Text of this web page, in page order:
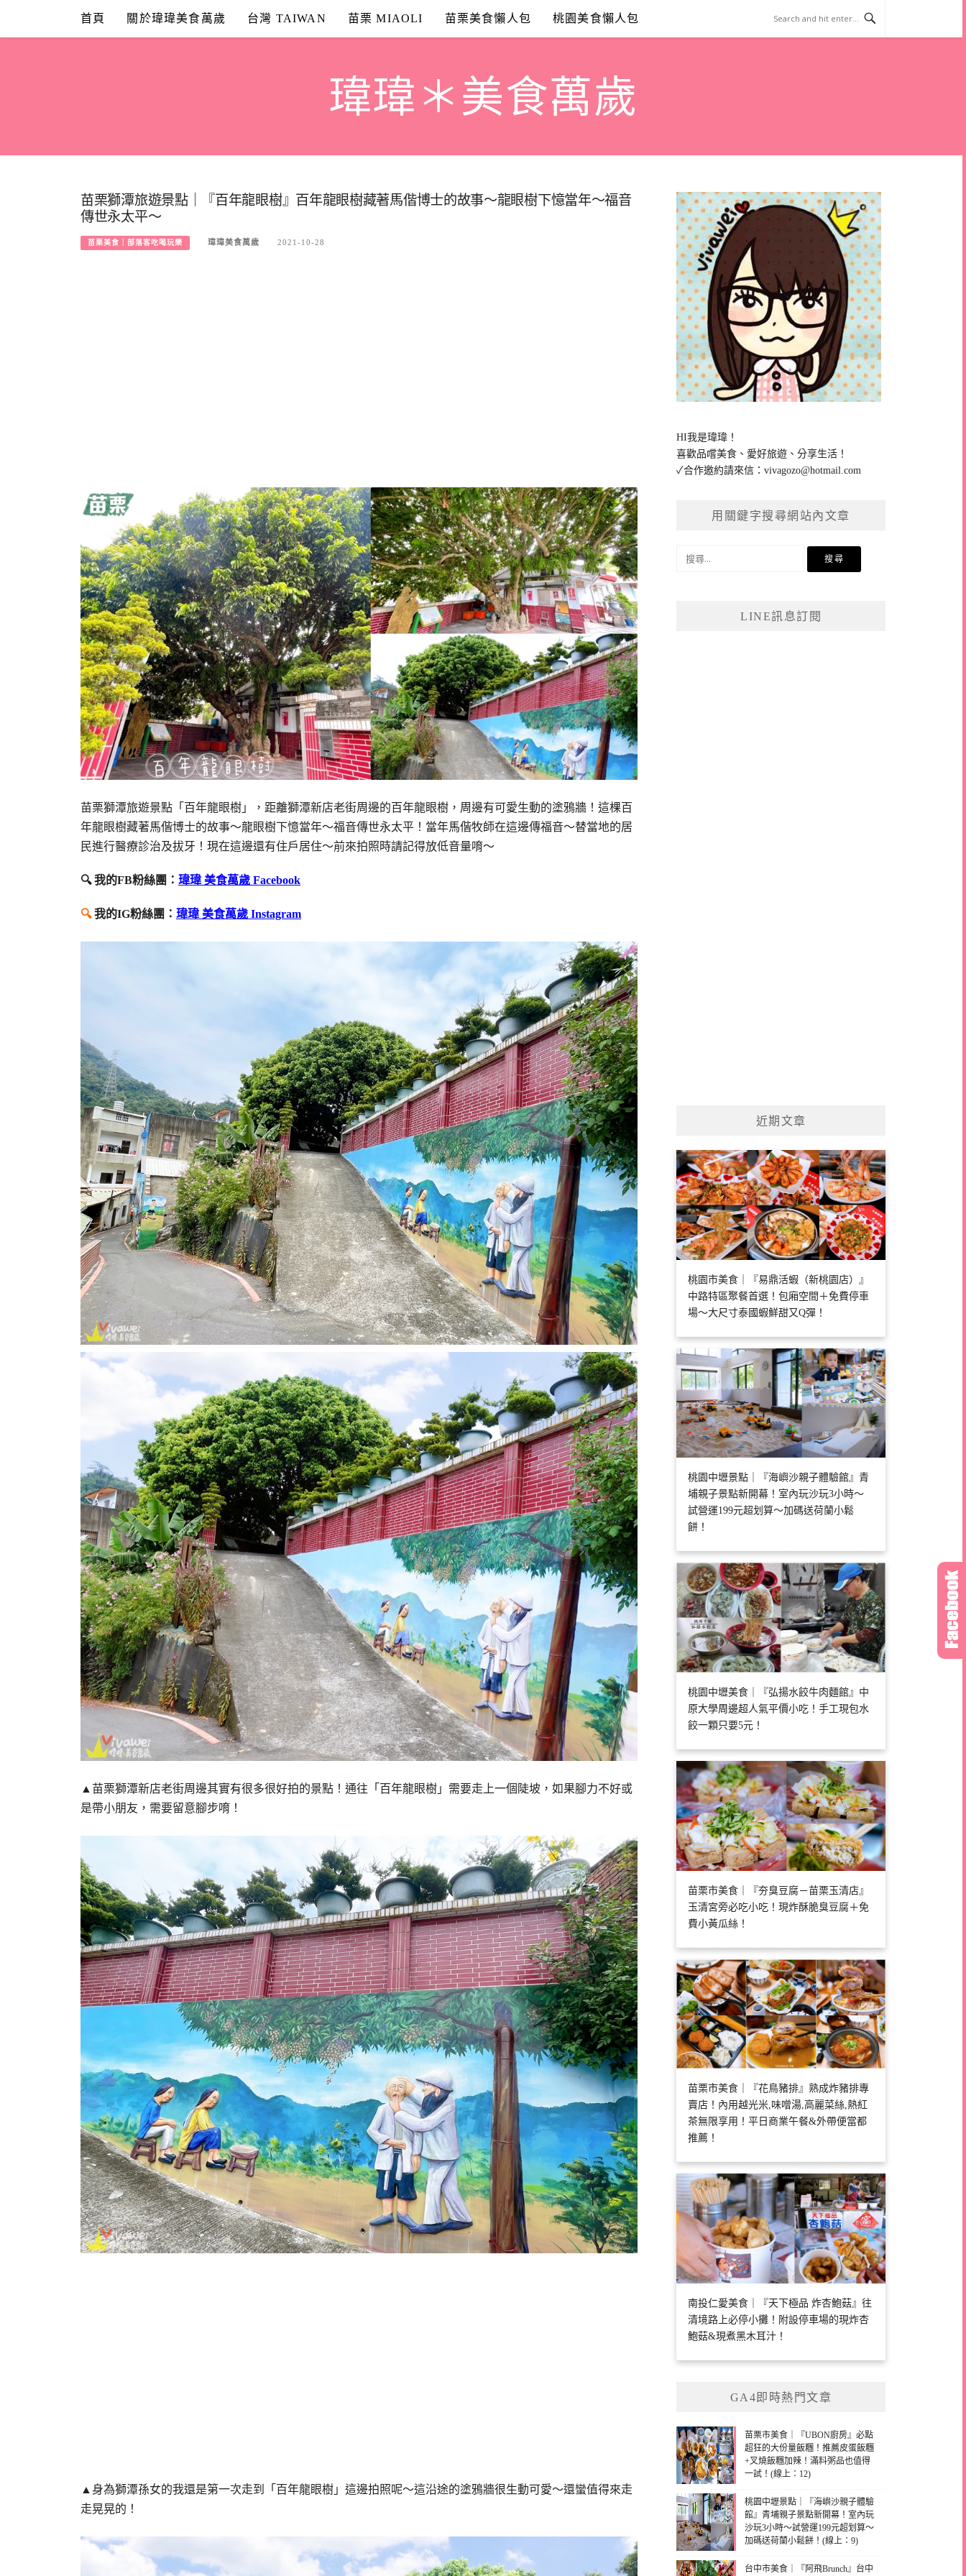
content
首頁 關於瑋瑋美食萬歲 台灣 TAIWAN 苗栗 MIAOLI 苗栗美食懶人包 桃園美食懶人包
瑋瑋＊美食萬歲
苗栗獅潭旅遊景點｜『百年龍眼樹』百年龍眼樹藏著馬偕博士的故事～龍眼樹下憶當年～福音
傳世永太平～
苗栗美食｜部落客吃喝玩樂 瑋瑋美食萬歲 2021-10-28
苗栗獅潭旅遊景點「百年龍眼樹」，距離獅潭新店老街周邊的百年龍眼樹，周邊有可愛生動的塗鴉牆！這棵百
年龍眼樹藏著馬偕博士的故事～龍眼樹下憶當年～福音傳世永太平！當年馬偕牧師在這邊傳福音～替當地的居
民進行醫療診治及拔牙！現在這邊還有住戶居住～前來拍照時請記得放低音量唷～
🔍 我的FB粉絲團： 瑋瑋 美食萬歲 Facebook
🔍我的IG粉絲團： 瑋瑋 美食萬歲 Instagram
▲苗栗獅潭新店老街周邊其實有很多很好拍的景點！通往「百年龍眼樹」需要走上一個陡坡，如果腳力不好或
是帶小朋友，需要留意腳步唷！
▲身為獅潭孫女的我還是第一次走到「百年龍眼樹」這邊拍照呢～這沿途的塗鴉牆很生動可愛～還蠻值得來走
走晃晃的！
HI我是瑋瑋！
喜歡品嚐美食、愛好旅遊、分享生活！
✓合作邀約請來信：vivagozo@hotmail.com
用關鍵字搜尋網站內文章
LINE訊息訂閱
近期文章
桃園市美食｜『易鼎活蝦（新桃園店）』
中路特區聚餐首選！包廂空間＋免費停車
場～大尺寸泰國蝦鮮甜又Q彈！
桃園中壢景點｜『海嶼沙親子體驗館』青
埔親子景點新開幕！室內玩沙玩3小時～
試營運199元超划算～加碼送荷蘭小鬆
餅！
桃園中壢美食｜『弘揚水餃牛肉麵館』中
原大學周邊超人氣平價小吃！手工現包水
餃一顆只要5元！
苗栗市美食｜『夯臭豆腐－苗栗玉清店』
玉清宮旁必吃小吃！現炸酥脆臭豆腐＋免
費小黃瓜絲！
苗栗市美食｜『花鳥豬排』熟成炸豬排專
賣店！內用越光米,味噌湯,高麗菜絲,熱紅
茶無限享用！平日商業午餐&外帶便當都
推薦！
南投仁愛美食｜『天下極品 炸杏鮑菇』往
清境路上必停小攤！附設停車場的現炸杏
鮑菇&現煮黑木耳汁！
GA4即時熱門文章
苗栗市美食｜『UBON廚房』必點
超狂的大份量飯糰！推薦皮蛋飯糰
+叉燒飯糰加辣！滿料粥品也值得
一試！(線上：12)
桃園中壢景點｜『海嶼沙親子體驗
館』青埔親子景點新開幕！室內玩
沙玩3小時～試營運199元超划算～
加碼送荷蘭小鬆餅！(線上：9)
台中市美食｜『阿飛Brunch』台中